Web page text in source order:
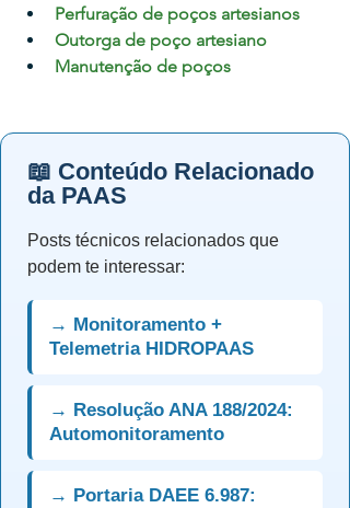
Perfuração de poços artesianos
Outorga de poço artesiano
Manutenção de poços
📖 Conteúdo Relacionado
da PAAS
Posts técnicos relacionados que
podem te interessar:
→ Monitoramento +
Telemetria HIDROPAAS
→ Resolução ANA 188/2024:
Automonitoramento
→ Portaria DAEE 6.987: